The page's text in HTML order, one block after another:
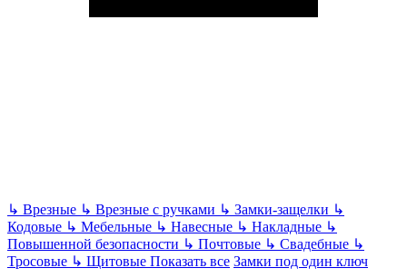
↳ Врезные ↳ Врезные с ручками ↳ Замки-защелки ↳
Кодовые ↳ Мебельные ↳ Навесные ↳ Накладные ↳
Повышенной безопасности ↳ Почтовые ↳ Свадебные ↳
Тросовые ↳ Щитовые Показать все Замки под один ключ